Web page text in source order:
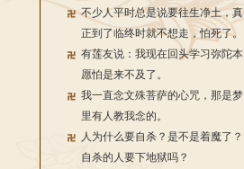
不少人平时总是说要往生净土，真
正到了临终时就不想走，怕死了。
有莲友说：我现在回头学习弥陀本
愿怕是来不及了。
我一直念文殊菩萨的心咒，那是梦
里有人教我念的。
人为什么要自杀？是不是着魔了？
自杀的人要下地狱吗？